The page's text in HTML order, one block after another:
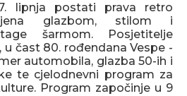
lipnja postati prava retro
glazbom, stilom i
šarmom. Posjetitelje
u čast 80. rođendana Vespe -
automobila, glazba 50-ih i
te cjelodnevni program za
Program započinje u 9